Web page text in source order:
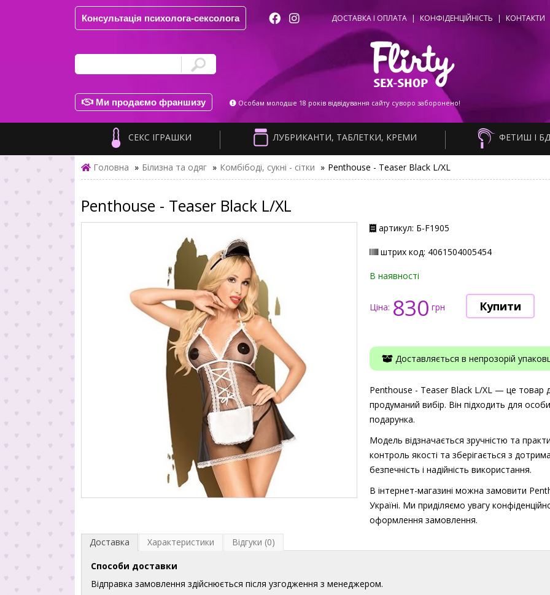
Консультація психолога-сексолога ДОСТАВКА І ОПЛАТА | КОНФІДЕНЦІЙНІСТЬ | КОНТАКТИ
Ми продаємо франшизу Особам молодше 18 років відвідування сайту суворо заборонено!
СЕКС ІГРАШКИ ЛУБРИКАНТИ, ТАБЛЕТКИ, КРЕМИ ФЕТИШ І
Головна » Білизна та одяг » Комбібоді, сукні - сітки » Penthouse - Teaser Black L/XL
Penthouse - Teaser Black L/XL
артикул: Б-F1905
штрих код: 4061504005454
В наявності
Ціна: 830 грн
Доставляється в непрозорій
Penthouse - Teaser Black L/XL — це товар
продуманий вибір. Він підходить для
подарунка.
Модель відзначається зручністю та
контроль якості та зберігається з
безпечність і надійність використання.
В інтернет-магазині можна замовити
Україні. Ми приділяємо увагу
оформлення замовлення.
Доставка
Характеристики Відгуки (0)
Способи доставки
Відправка замовлення здійснюється після узгодження з менеджером.